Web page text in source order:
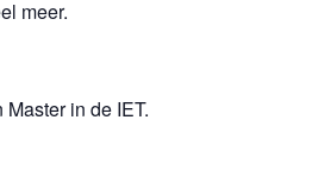
meer.
in de IET.